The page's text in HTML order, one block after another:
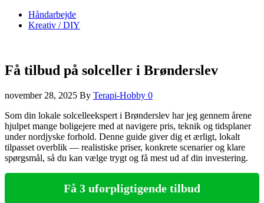
Håndarbejde
Kreativ / DIY
Få tilbud på solceller i Brønderslev
november 28, 2025 By Terapi-Hobby 0
Som din lokale solcelleekspert i Brønderslev har jeg gennem årene
hjulpet mange boligejere med at navigere pris, teknik og tidsplaner
under nordjyske forhold. Denne guide giver dig et ærligt, lokalt
tilpasset overblik — realistiske priser, konkrete scenarier og klare
spørgsmål, så du kan vælge trygt og få mest ud af din investering.
Få 3 uforpligtigende tilbud